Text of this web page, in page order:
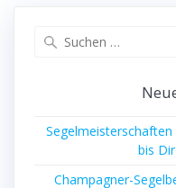
Segelmeisterschaften
bis
Champagner-